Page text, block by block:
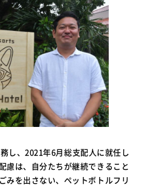
し、2021年6月総支配人に就任し
慮は、自分たちが継続できること
みを出さない、ペットボトルフリ